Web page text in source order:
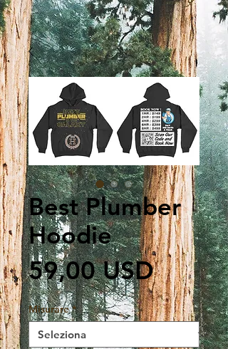
Best Plumber
Hoodie
59,00 USDPrezzo
Misurare *